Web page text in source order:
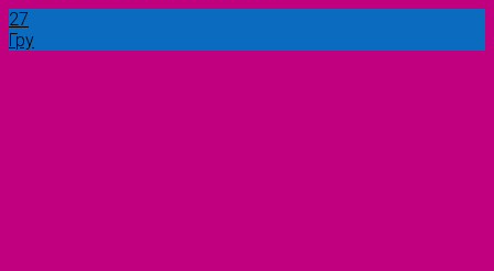
27
Гру